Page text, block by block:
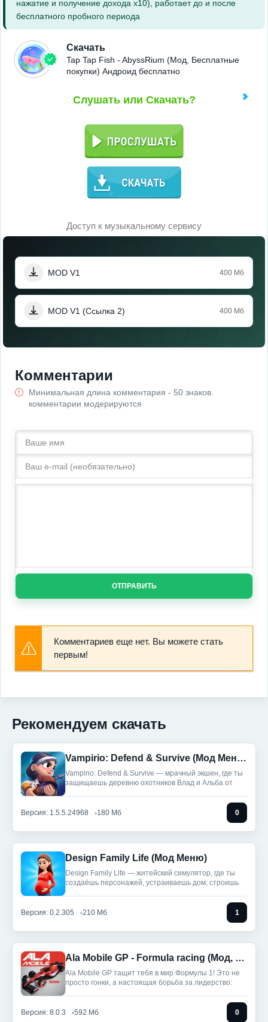
нажатие и получение дохода x10), работает до и после
бесплатного пробного периода
Скачать
Tap Tap Fish - AbyssRium (Мод, Бесплатные
покупки) Андроид бесплатно
Слушать или Скачать?
Доступ к музыкальному сервису
MOD V1 400 Мб
MOD V1 (Ссылка 2) 400 Мб
Комментарии
Минимальная длина комментария - 50 знаков.
комментарии модерируются
ОТПРАВИТЬ
Комментариев еще нет. Вы можете стать
первым!
Рекомендуем скачать
Vampirio: Defend & Survive (Мод Меню)
Vampirio: Defend & Survive — мрачный экшен, где ты
защищаешь деревню охотников Влад и Альба от
Версия: 1.5.5.24968 180 Мб 0
Design Family Life (Мод Меню)
Design Family Life — житейский симулятор, где ты
создаёшь персонажей, устраиваешь дом, строишь
Версия: 0.2.305 210 Мб 1
Ala Mobile GP - Formula racing (Мод, Unlocked)
Ala Mobile GP тащит тебя в мир Формулы 1! Это не
просто гонки, а настоящая борьба за лидерство:
Версия: 8.0.3 592 Мб 0